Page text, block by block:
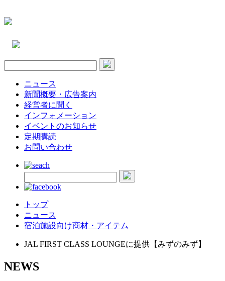
ニュース
新聞概要・広告案内
経営者に聞く
インフォメーション
イベントのお知らせ
定期購読
お問い合わせ
トップ
ニュース
宿泊施設向け商材・アイテム
JAL FIRST CLASS LOUNGEに提供【みずのみず】
NEWS